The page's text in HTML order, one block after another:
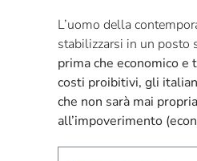
L’uomo della
stabilizzarsi in un posto
prima che economico
costi proibitivi, gli
che non sarà mai
all’impoverimento